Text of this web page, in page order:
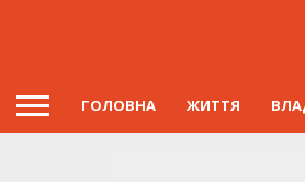
ГОЛОВНА ЖИТТЯ